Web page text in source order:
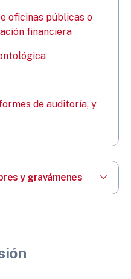
oficinas públicas o
financiera
de auditoría, y
y gravámenes